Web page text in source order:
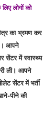
लोगों को
का भ्रमण कर
आपने
सेंटर में स्वास्थ्य
ली। आपने
सेंटर में भर्ती
पीने की